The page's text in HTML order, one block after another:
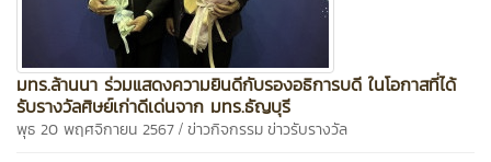
มทร.ล้านนา ร่วมแสดงความยินดีกับรองอธิการบดี ในโอกาสที่ได้
รับรางวัลศิษย์เก่าดีเด่นจาก มทร.ธัญบุรี
พุธ 20 พฤศจิกายน 2567 / ข่าวกิจกรรมข่าวรับรางวัล